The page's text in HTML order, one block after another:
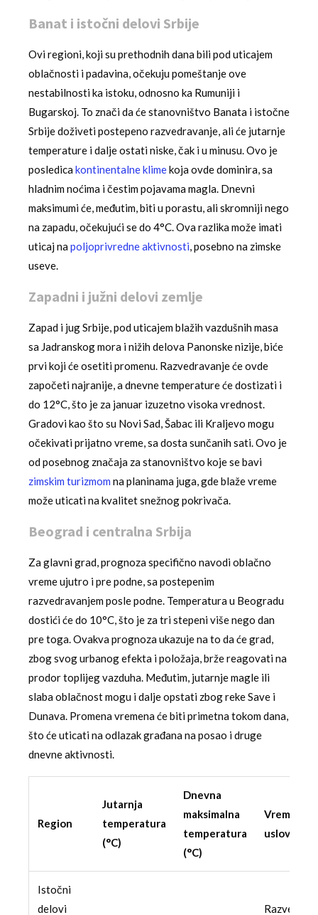
Banat i istočni delovi Srbije
Ovi regioni, koji su prethodnih dana bili pod uticajem
oblačnosti i padavina, očekuju pomeštanje ove
nestabilnosti ka istoku, odnosno ka Rumuniji i
Bugarskoj. To znači da će stanovništvo Banata i istočne
Srbije doživeti postepeno razvedravanje, ali će jutarnje
temperature i dalje ostati niske, čak i u minusu. Ovo je
posledicakontinentalne klimekoja ovde dominira, sa
hladnim noćima i čestim pojavama magla. Dnevni
maksimumi će, međutim, biti u porastu, ali skromniji nego
na zapadu, očekujući se do 4°C. Ova razlika može imati
uticaj napoljoprivredne aktivnosti, posebno na zimske
useve.
Zapadni i južni delovi zemlje
Zapad i jug Srbije, pod uticajem blažih vazdušnih masa
sa Jadranskog mora i nižih delova Panonske nizije, biće
prvi koji će osetiti promenu. Razvedravanje će ovde
započeti najranije, a dnevne temperature će dostizati i
do 12°C, što je za januar izuzetno visoka vrednost.
Gradovi kao što su Novi Sad, Šabac ili Kraljevo mogu
očekivati prijatno vreme, sa dosta sunčanih sati. Ovo je
od posebnog značaja za stanovništvo koje se bavi
zimskim turizmom na planinama juga, gde blaže vreme
može uticati na kvalitet snežnog pokrivača.
Beograd i centralna Srbija
Za glavni grad, prognoza specifično navodi oblačno
vreme ujutro i pre podne, sa postepenim
razvedravanjem posle podne. Temperatura u Beogradu
dostići će do 10°C, što je za tri stepeni više nego dan
pre toga. Ovakva prognoza ukazuje na to da će grad,
zbog svog urbanog efekta i položaja, brže reagovati na
prodor toplijeg vazduha. Međutim, jutarnje magle ili
slaba oblačnost mogu i dalje opstati zbog reke Save i
Dunava. Promena vremena će biti primetna tokom dana,
što će uticati na odlazak građana na posao i druge
dnevne aktivnosti.
Region
Jutarnja
temperatura
(°C)
Dnevna
maksimalna
temperatura
(°C)
Vremenski
uslovi
Istočni
delovi